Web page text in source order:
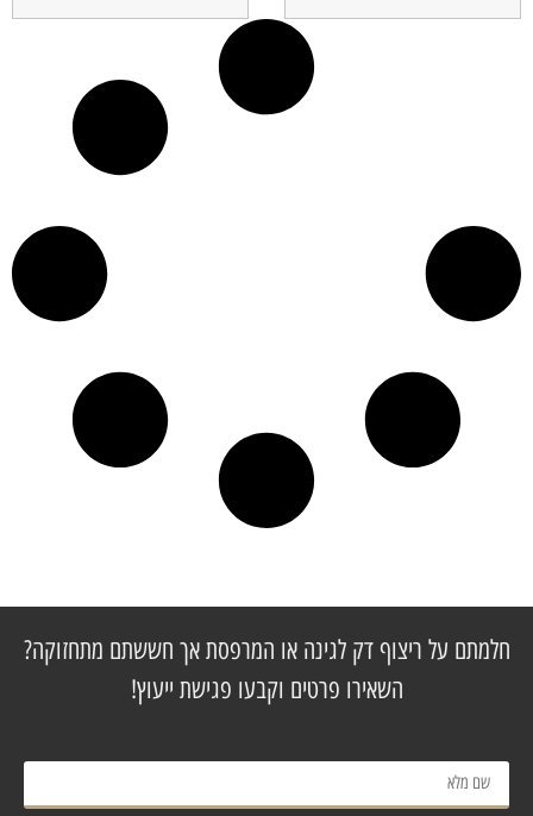
חלמתם על ריצוף דק לגינה או המרפסת אך חששתם מתחזוקה?
השאירו פרטים וקבעו פגישת ייעוץ!